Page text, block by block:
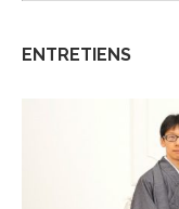
ENTRETIENS